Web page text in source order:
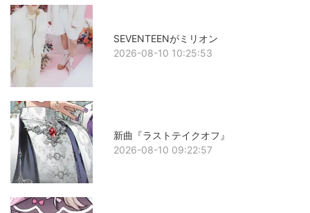
SEVENTEENがミリオン
2026-08-10 10:25:53
新曲『ラストテイクオフ』
2026-08-10 09:22:57